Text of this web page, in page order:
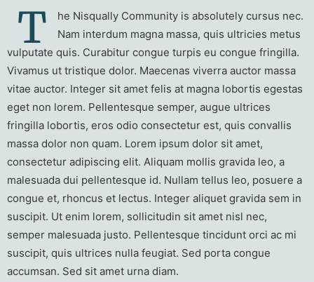
T
he Nisqually Community is absolutely cursus nec.
Nam interdum magna massa, quis ultricies metus
vulputate quis. Curabitur congue turpis eu congue fringilla.
Vivamus ut tristique dolor. Maecenas viverra auctor massa
vitae auctor. Integer sit amet felis at magna lobortis egestas
eget non lorem. Pellentesque semper, augue ultrices
fringilla lobortis, eros odio consectetur est, quis convallis
massa dolor non quam. Lorem ipsum dolor sit amet,
consectetur adipiscing elit. Aliquam mollis gravida leo, a
malesuada dui pellentesque id. Nullam tellus leo, posuere a
congue et, rhoncus et lectus. Integer aliquet gravida sem in
suscipit. Ut enim lorem, sollicitudin sit amet nisl nec,
semper malesuada justo. Pellentesque tincidunt orci ac mi
suscipit, quis ultrices nulla feugiat. Sed porta congue
accumsan. Sed sit amet urna diam.